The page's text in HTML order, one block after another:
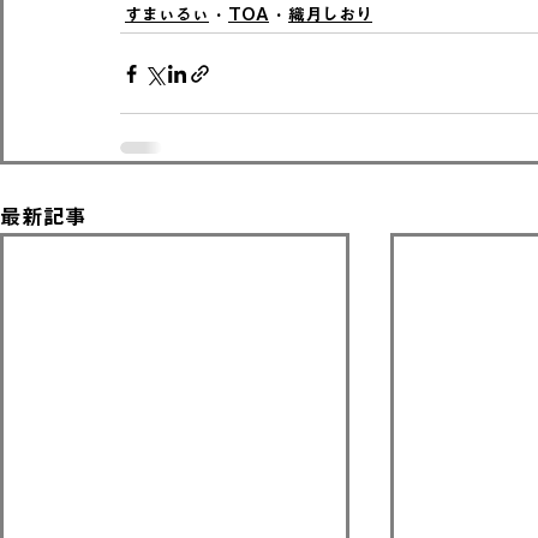
すまぃるぃ TOA 織月しおり
最新記事